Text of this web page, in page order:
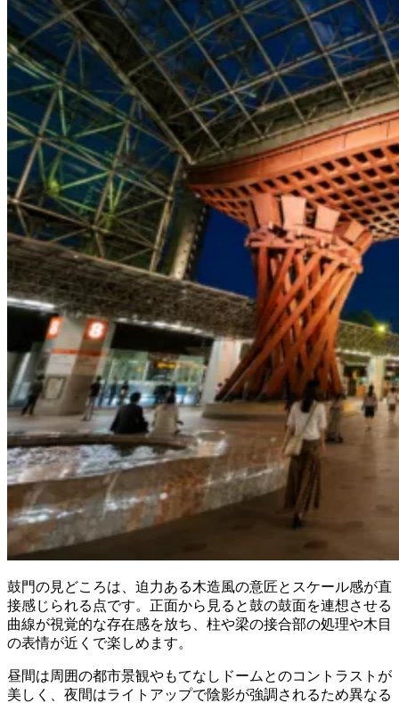
鼓門の見どころは、迫力ある木造風の意匠とスケール感が直
接感じられる点です。正面から見ると鼓の鼓面を連想させる
曲線が視覚的な存在感を放ち、柱や梁の接合部の処理や木目
の表情が近くで楽しめます。
昼間は周囲の都市景観やもてなしドームとのコントラストが
美しく、夜間はライトアップで陰影が強調されるため異なる